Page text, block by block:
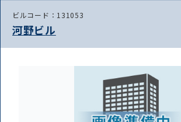
ビルコード：131053
河野ビル